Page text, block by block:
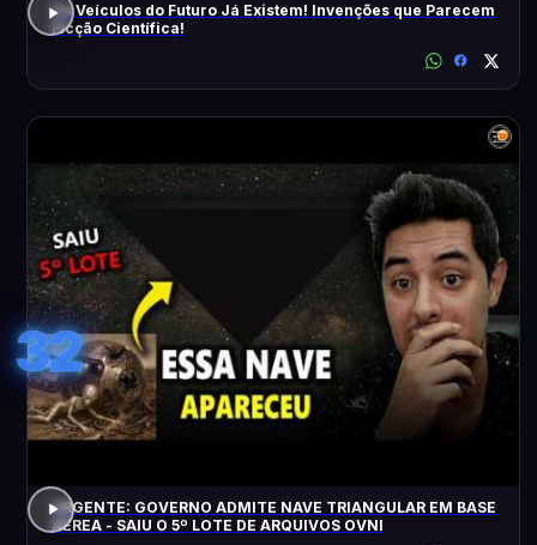
Os Veículos do Futuro Já Existem! Invenções que Parecem
Ficção Científica!
32
URGENTE: GOVERNO ADMITE NAVE TRIANGULAR EM BASE
AÉREA - SAIU O 5º LOTE DE ARQUIVOS OVNI